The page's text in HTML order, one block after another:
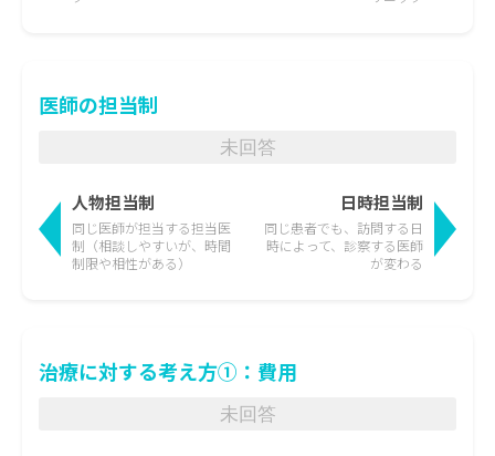
医師の担当制
未回答
人物担当制
同じ医師が担当する担当医
制 （相談しやすいが、時間
制限や相性がある）
同じ患者でも、訪問する日
時によって、 診察する医師
が変わる
日時担当制
治療に対する考え方①：費用
未回答